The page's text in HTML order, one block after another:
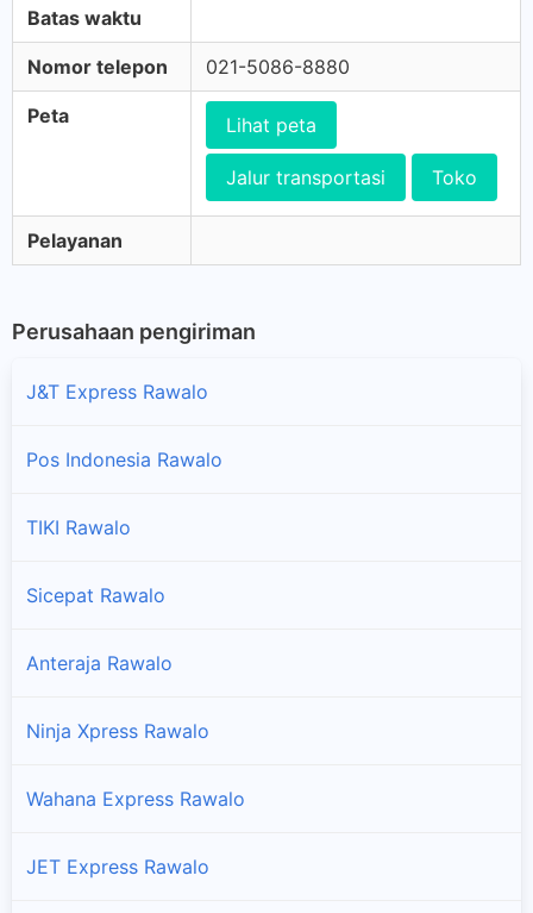
Batas waktu
Nomor telepon 021-5086-8880
Peta Lihat peta
Jalur transportasi Toko
Pelayanan
Perusahaan pengiriman
J&T Express Rawalo
Pos Indonesia Rawalo
TIKI Rawalo
Sicepat Rawalo
Anteraja Rawalo
Ninja Xpress Rawalo
Wahana Express Rawalo
JET Express Rawalo